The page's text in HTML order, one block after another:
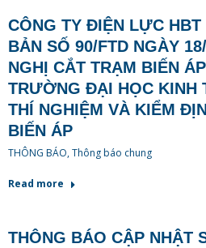
CÔNG TY ĐIỆN LỰC HBT
BẢN SỐ 90/FTD NGÀY
NGHỊ CẮT TRẠM BIẾN
TRƯỜNG ĐẠI HỌC KINH
THÍ NGHIỆM VÀ KIỂM
BIẾN ÁP
THÔNG BÁO,Thông báo chung
Read more
THÔNG BÁO CẬP NHẬT